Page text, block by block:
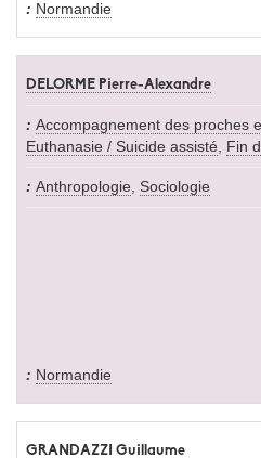
Normandie
DELORME Pierre-Alexandre
Accompagnement des proches
Euthanasie / Suicide assisté, Fin
Anthropologie, Sociologie
Normandie
GRANDAZZI Guillaume